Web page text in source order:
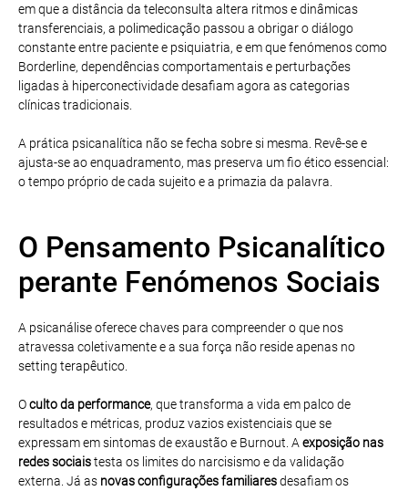
em que a distância da teleconsulta altera ritmos e dinâmicas
transferenciais, a polimedicação passou a obrigar o diálogo
constante entre paciente e psiquiatria, e em que fenómenos como
Borderline, dependências comportamentais e perturbações
ligadas à hiperconectividade desafiam agora as categorias
clínicas tradicionais.
A prática psicanalítica não se fecha sobre si mesma. Revê-se e
ajusta-se ao enquadramento, mas preserva um fio ético essencial:
o tempo próprio de cada sujeito e a primazia da palavra.
O Pensamento Psicanalítico
perante Fenómenos Sociais
A psicanálise oferece chaves para compreender o que nos
atravessa coletivamente e a sua força não reside apenas no
setting terapêutico.
Oculto da performance, que transforma a vida em palco de
resultados e métricas, produz vazios existenciais que se
expressam em sintomas de exaustão e Burnout. A exposição nas
redes sociaistesta os limites do narcisismo e da validação
externa. Já as novas configurações familiaresdesafiam os